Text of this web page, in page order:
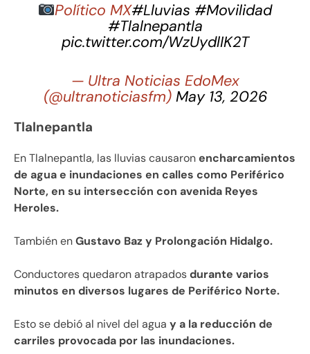
Político MX#Lluvias #Movilidad
#Tlalnepantla
pic.twitter.com/WzUydlIK2T
— Ultra Noticias EdoMex
(@ultranoticiasfm) May 13, 2026
Tlalnepantla
En Tlalnepantla, las lluvias causaronencharcamientos
de agua e inundaciones en calles como Periférico
Norte, en su intersección con avenida Reyes
Heroles.
También enGustavo Baz y Prolongación Hidalgo.
Conductores quedaron atrapadosdurante varios
minutos en diversos lugares de Periférico Norte.
Esto se debió al nivel del agua y a la reducción de
carriles provocada por las inundaciones.